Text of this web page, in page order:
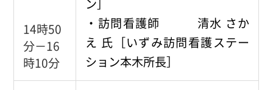
14時50
分－16
時10分
ン］
・訪問看護師 清水 さか
え 氏［いずみ訪問看護ステー
ション本木所長］